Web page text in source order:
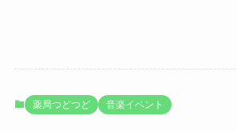
薬局つどつど 音楽イベント